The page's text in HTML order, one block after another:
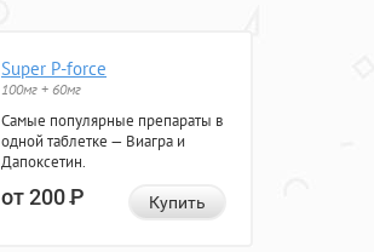
Super P-force
100мг + 60мг
Самые популярные препараты в
одной таблетке — Виагра и
Дапоксетин.
от 200Р Купить